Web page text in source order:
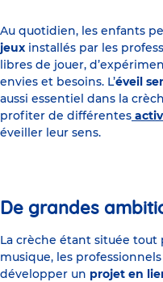
Au quotidien, les enfants
jeux installés par les
libres de jouer,
envies et besoins. L’éveil
aussi essentiel dans la
profiter de différentes
éveiller leur sens.
De grandes
La crèche étant située tout
musique, les
développer un projet en